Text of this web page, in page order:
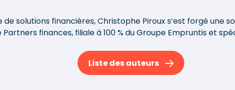
solutions financières, Christophe Piroux s’est forgé une
finances, filiale à 100 % du Groupe Empruntis et
Liste des auteurs